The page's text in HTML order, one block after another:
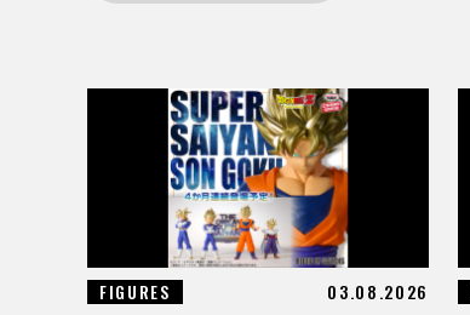
FIGURES 03.08.2026